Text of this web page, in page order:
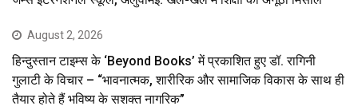
August 2, 2026
हिन्दुस्तान टाइम्स के ‘Beyond Books’ में प्रकाशित हुए डॉ. रागिनी
गुलाटी के विचार – “भावनात्मक, शारीरिक और सामाजिक विकास के साथ ही
तैयार होते हैं भविष्य के सशक्त नागरिक”